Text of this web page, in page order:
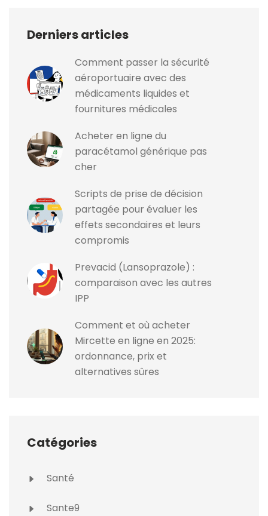
Derniers articles
Comment passer la sécurité
aéroportuaire avec des
médicaments liquides et
fournitures médicales
Acheter en ligne du
paracétamol générique pas
cher
Scripts de prise de décision
partagée pour évaluer les
effets secondaires et leurs
compromis
Prevacid (Lansoprazole) :
comparaison avec les autres
IPP
Comment et où acheter
Mircette en ligne en 2025:
ordonnance, prix et
alternatives sûres
Catégories
Santé
Sante9